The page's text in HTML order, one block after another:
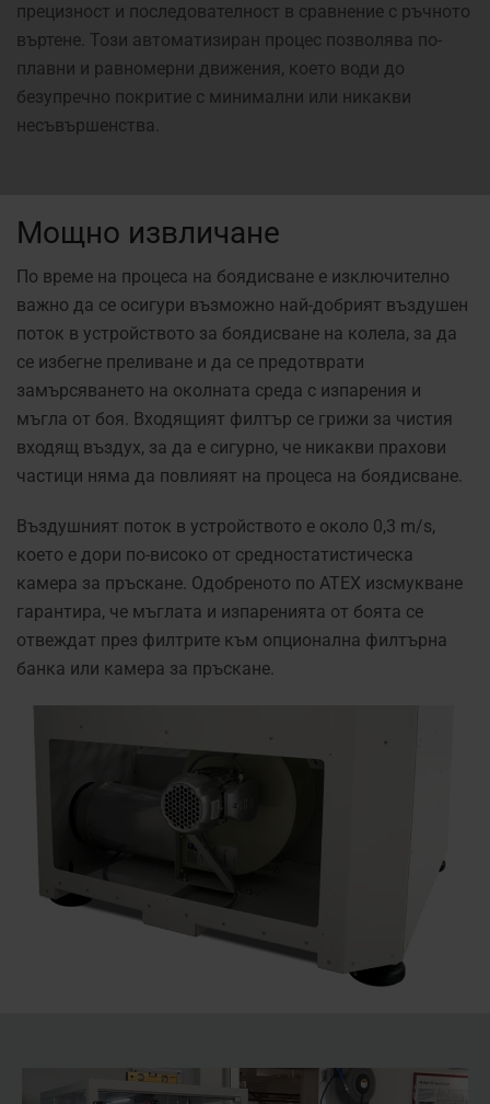
прецизност и последователност в сравнение с ръчното
въртене. Този автоматизиран процес позволява по-
плавни и равномерни движения, което води до
безупречно покритие с минимални или никакви
несъвършенства.
Мощно извличане
По време на процеса на боядисване е изключително
важно да се осигури възможно най-добрият въздушен
поток в устройството за боядисване на колела, за да
се избегне преливане и да се предотврати
замърсяването на околната среда с изпарения и
мъгла от боя. Входящият филтър се грижи за чистия
входящ въздух, за да е сигурно, че никакви прахови
частици няма да повлияят на процеса на боядисване.
Въздушният поток в устройството е около 0,3 m/s,
което е дори по-високо от средностатистическа
камера за пръскане. Одобреното по ATEX изсмукване
гарантира, че мъглата и изпаренията от боята се
отвеждат през филтрите към опционална филтърна
банка или камера за пръскане.